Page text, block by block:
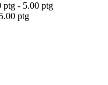
ptg - 5.00 ptg
ptg